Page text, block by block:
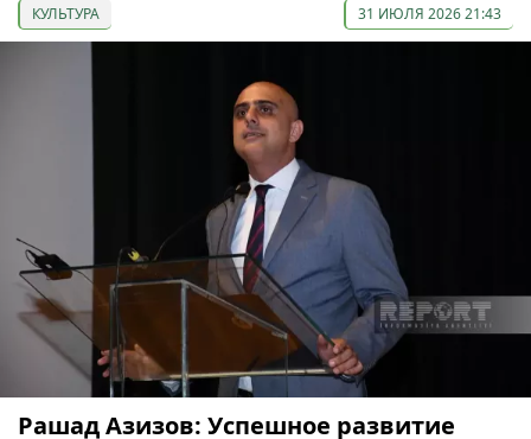
КУЛЬТУРА 31 ИЮЛЯ 2026 21:43
Рашад Азизов: Успешное развитие